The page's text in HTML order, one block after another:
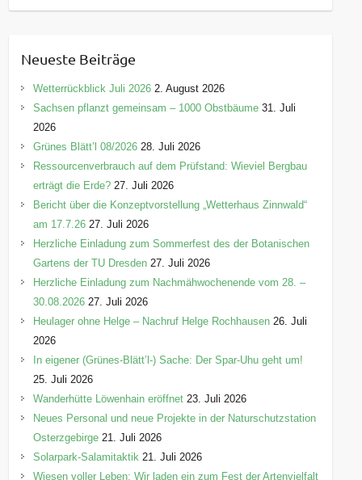
a
g
o
r
e
n
Neueste Beiträge
Wetterrückblick Juli 2026 2. August 2026
Sachsen pflanzt gemeinsam – 1000 Obstbäume 31. Juli
2026
Grünes Blätt’l 08/2026 28. Juli 2026
Ressourcenverbrauch auf dem Prüfstand: Wieviel Bergbau
erträgt die Erde? 27. Juli 2026
Bericht über die Konzeptvorstellung „Wetterhaus Zinnwald“
am 17.7.26 27. Juli 2026
Herzliche Einladung zum Sommerfest des der Botanischen
Gartens der TU Dresden 27. Juli 2026
Herzliche Einladung zum Nachmähwochenende vom 28. –
30.08.2026 27. Juli 2026
Heulager ohne Helge – Nachruf Helge Rochhausen 26. Juli
2026
In eigener (Grünes-Blätt’l-) Sache: Der Spar-Uhu geht um!
25. Juli 2026
Wanderhütte Löwenhain eröffnet 23. Juli 2026
Neues Personal und neue Projekte in der Naturschutzstation
Osterzgebirge 21. Juli 2026
Solarpark-Salamitaktik 21. Juli 2026
Wiesen voller Leben: Wir laden ein zum Fest der Artenvielfalt